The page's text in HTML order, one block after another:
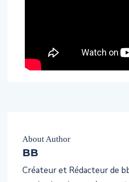
About Author
BB
Créateur et Rédacteur de